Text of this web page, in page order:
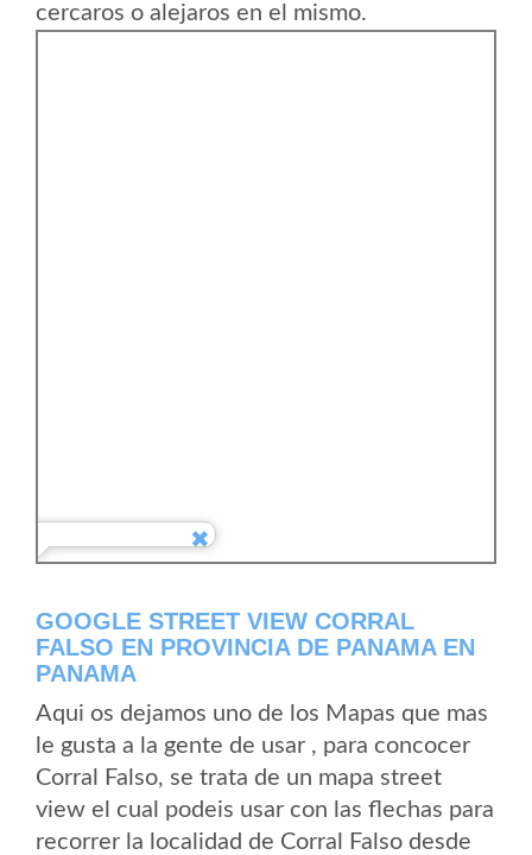
cercaros o alejaros en el mismo.
GOOGLE STREET VIEW CORRAL
FALSO EN PROVINCIA DE PANAMA EN
PANAMA
Aqui os dejamos uno de los Mapas que mas
le gusta a la gente de usar , para concocer
Corral Falso, se trata de un mapa street
view el cual podeis usar con las flechas para
recorrer la localidad de Corral Falso desde